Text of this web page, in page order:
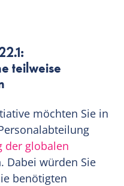
teilweise
möchten Sie in
der globalen
Dabei würden Sie
benötigten